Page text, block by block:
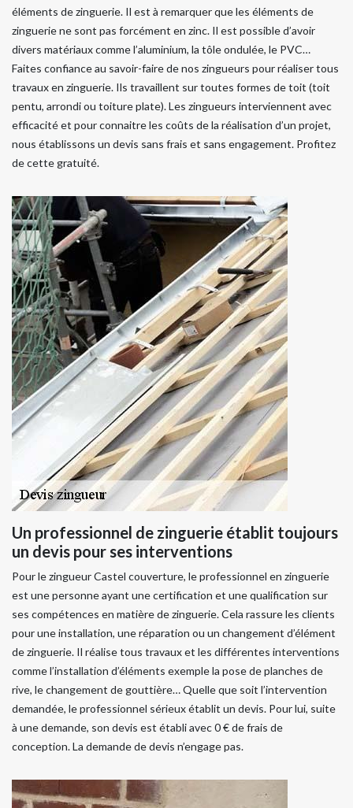
éléments de zinguerie. Il est à remarquer que les éléments de
zinguerie ne sont pas forcément en zinc. Il est possible d’avoir
divers matériaux comme l’aluminium, la tôle ondulée, le PVC…
Faites confiance au savoir-faire de nos zingueurs pour réaliser tous
travaux en zinguerie. Ils travaillent sur toutes formes de toit (toit
pentu, arrondi ou toiture plate). Les zingueurs interviennent avec
efficacité et pour connaitre les coûts de la réalisation d’un projet,
nous établissons un devis sans frais et sans engagement. Profitez
de cette gratuité.
Un professionnel de zinguerie établit toujours
un devis pour ses interventions
Pour le zingueur Castel couverture, le professionnel en zinguerie
est une personne ayant une certification et une qualification sur
ses compétences en matière de zinguerie. Cela rassure les clients
pour une installation, une réparation ou un changement d’élément
de zinguerie. Il réalise tous travaux et les différentes interventions
comme l’installation d’éléments exemple la pose de planches de
rive, le changement de gouttière… Quelle que soit l’intervention
demandée, le professionnel sérieux établit un devis. Pour lui, suite
à une demande, son devis est établi avec 0 € de frais de
conception. La demande de devis n’engage pas.